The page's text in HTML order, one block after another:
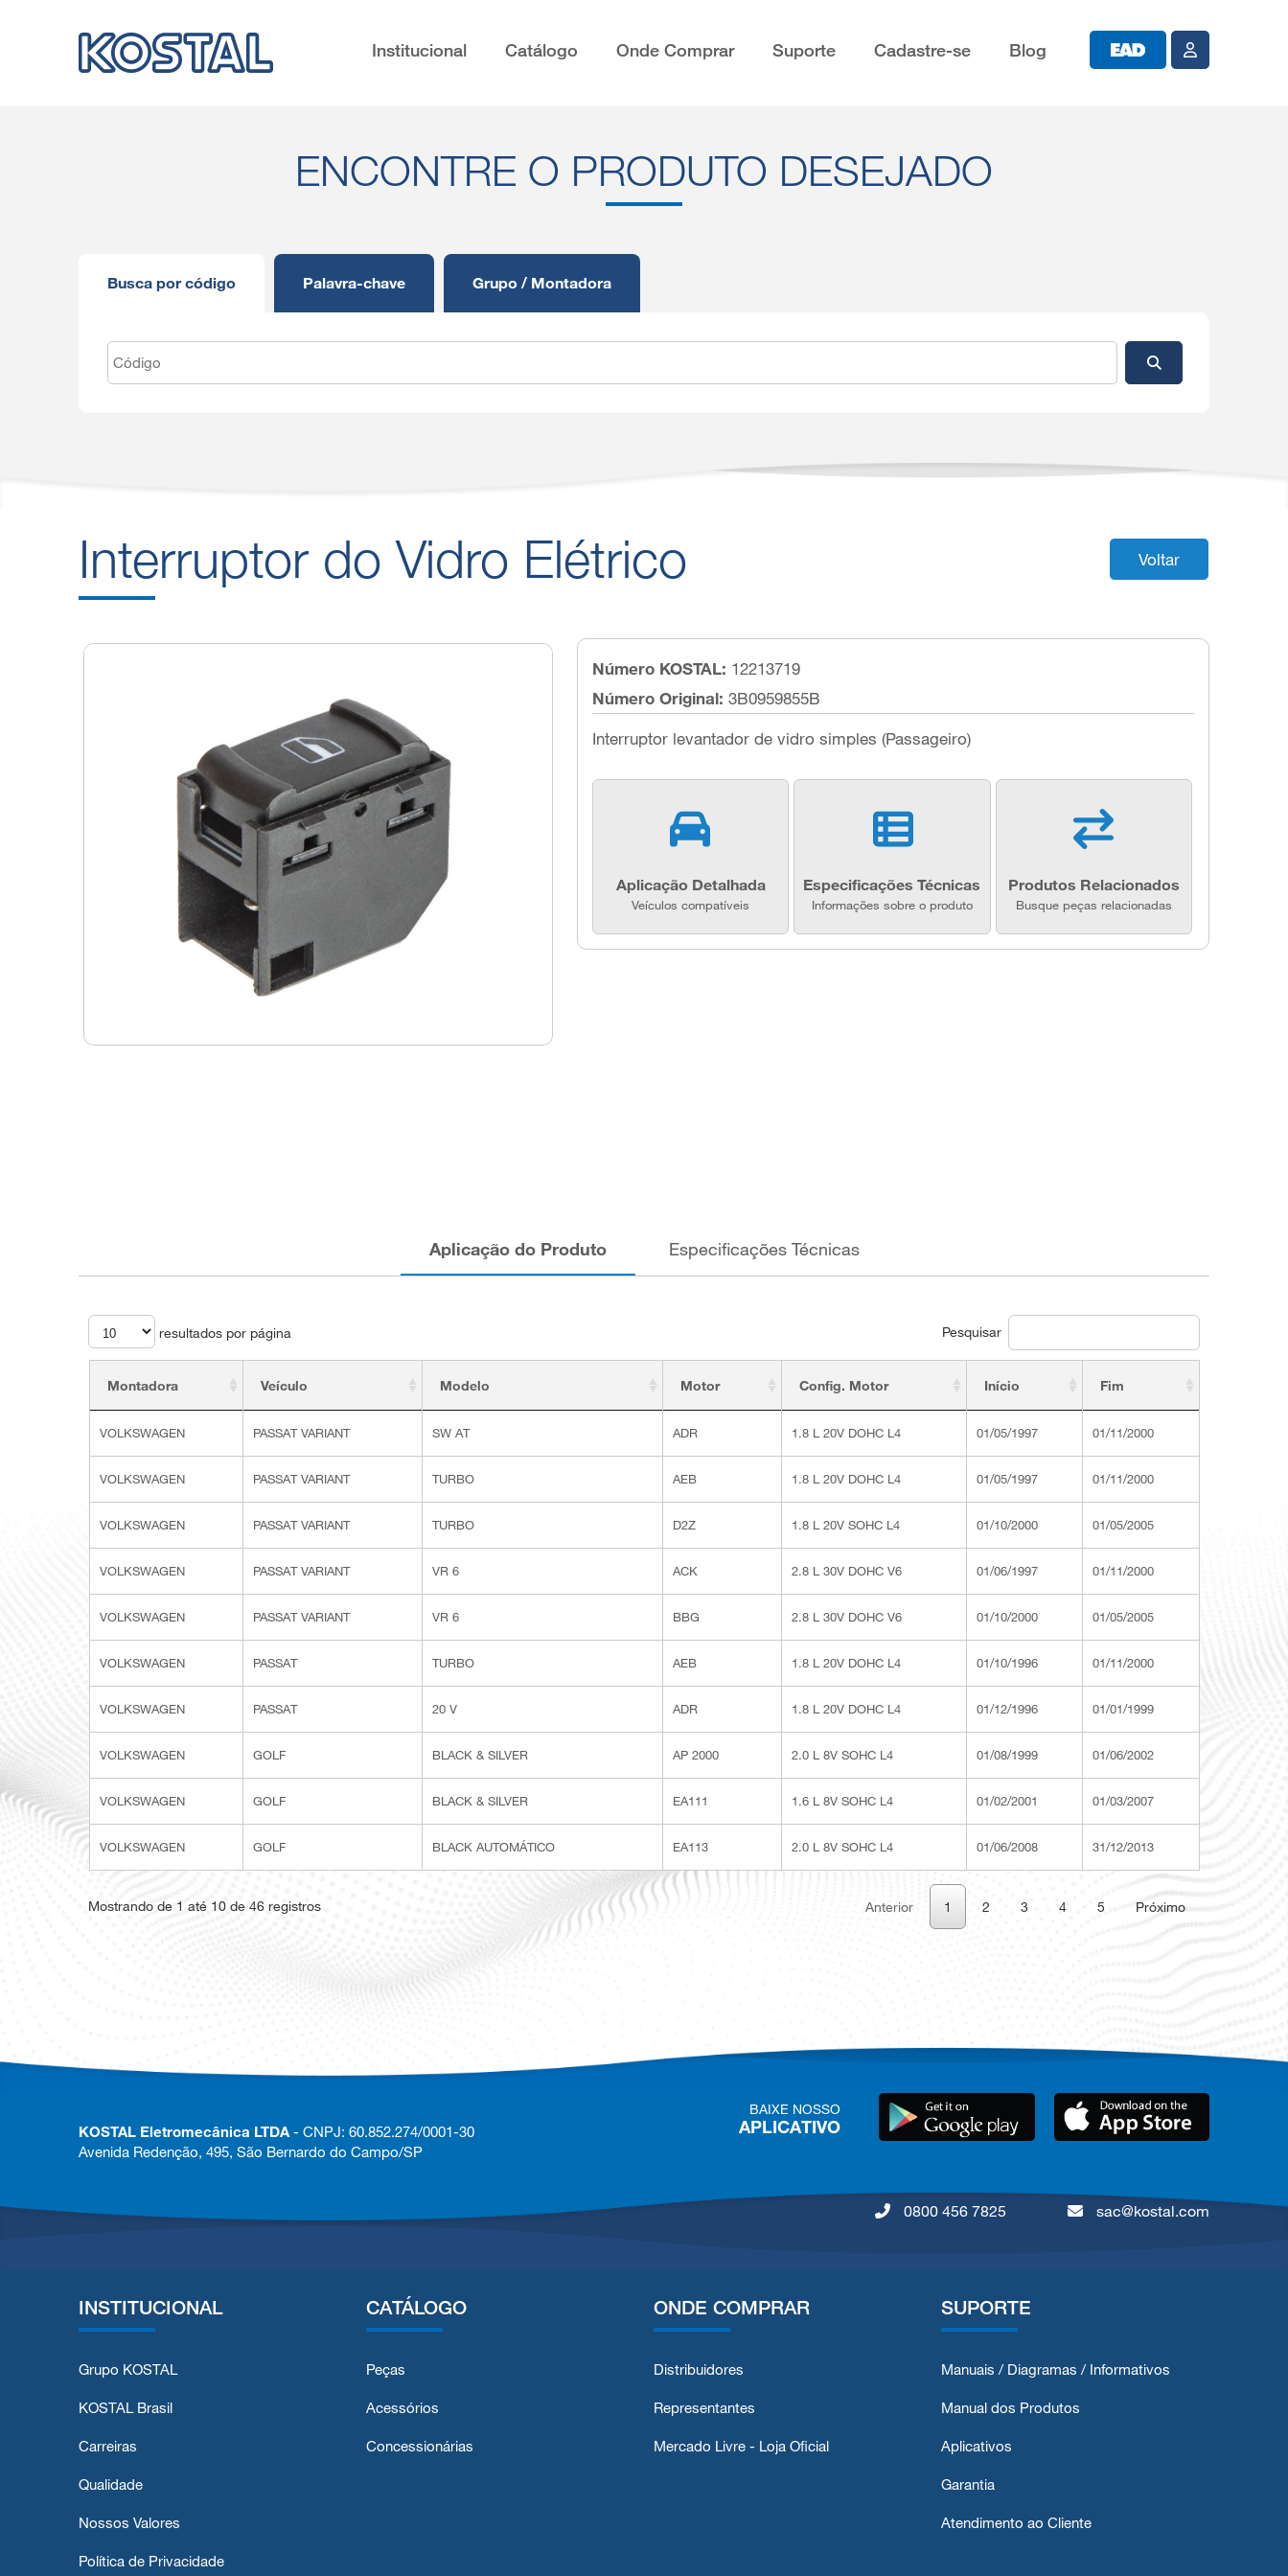
Institucional Catálogo Onde Comprar Suporte Cadastre-se Blog
ENCONTRE O PRODUTO DESEJADO
Busca por código Palavra-chave Grupo / Montadora
Voltar
Interruptor do Vidro Elétrico
Número KOSTAL: 12213719
Número Original: 3B0959855B
Interruptor levantador de vidro simples (Passageiro)
Aplicação Detalhada
Veículos compatíveis
Especificações Técnicas
Informações sobre o produto
Produtos Relacionados
Busque peças relacionadas
Aplicação do Produto Especificações Técnicas
resultados por página Pesquisar
Montadora Veículo Modelo Motor Config. Motor Início Fim
VOLKSWAGEN PASSAT VARIANT SW AT ADR 1.8 L 20V DOHC L4 01/05/1997 01/11/2000
VOLKSWAGEN PASSAT VARIANT TURBO AEB 1.8 L 20V DOHC L4 01/05/1997 01/11/2000
VOLKSWAGEN PASSAT VARIANT TURBO D2Z 1.8 L 20V SOHC L4 01/10/2000 01/05/2005
VOLKSWAGEN PASSAT VARIANT VR 6 ACK 2.8 L 30V DOHC V6 01/06/1997 01/11/2000
VOLKSWAGEN PASSAT VARIANT VR 6 BBG 2.8 L 30V DOHC V6 01/10/2000 01/05/2005
VOLKSWAGEN PASSAT TURBO AEB 1.8 L 20V DOHC L4 01/10/1996 01/11/2000
VOLKSWAGEN PASSAT 20 V ADR 1.8 L 20V DOHC L4 01/12/1996 01/01/1999
VOLKSWAGEN GOLF BLACK & SILVER AP 2000 2.0 L 8V SOHC L4 01/08/1999 01/06/2002
VOLKSWAGEN GOLF BLACK & SILVER EA111 1.6 L 8V SOHC L4 01/02/2001 01/03/2007
VOLKSWAGEN GOLF BLACK AUTOMÁTICO EA113 2.0 L 8V SOHC L4 01/06/2008 31/12/2013
Mostrando de 1 até 10 de 46 registros Anterior 1 2 3 4 5 Próximo
KOSTAL Eletromecânica LTDA - CNPJ: 60.852.274/0001-30
Avenida Redenção, 495, São Bernardo do Campo/SP
BAIXE NOSSO
APLICATIVO
0800 456 7825 sac@kostal.com
INSTITUCIONAL
Grupo KOSTAL
KOSTAL Brasil
Carreiras
Qualidade
Nossos Valores
Política de Privacidade
CATÁLOGO
Peças
Acessórios
Concessionárias
ONDE COMPRAR
Distribuidores
Representantes
Mercado Livre - Loja Oficial
SUPORTE
Manuais / Diagramas / Informativos
Manual dos Produtos
Aplicativos
Garantia
Atendimento ao Cliente